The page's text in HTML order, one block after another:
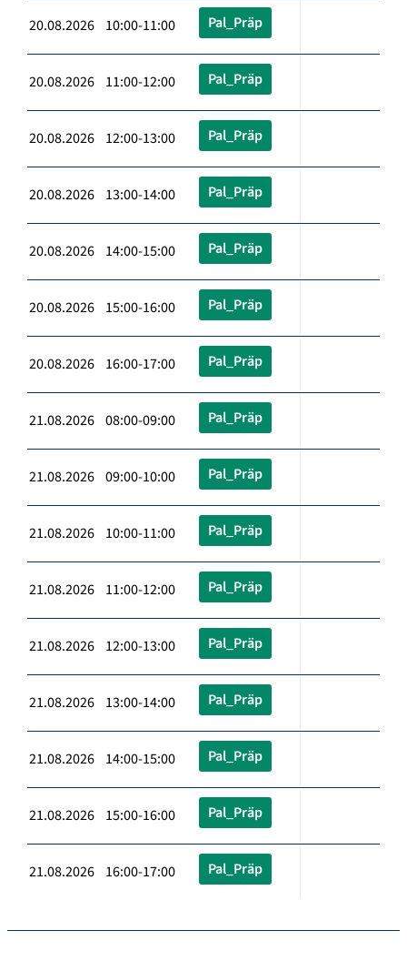
20.08.2026 10:00-11:00 Pal_Präp
20.08.2026 11:00-12:00 Pal_Präp
20.08.2026 12:00-13:00 Pal_Präp
20.08.2026 13:00-14:00 Pal_Präp
20.08.2026 14:00-15:00 Pal_Präp
20.08.2026 15:00-16:00 Pal_Präp
20.08.2026 16:00-17:00 Pal_Präp
21.08.2026 08:00-09:00 Pal_Präp
21.08.2026 09:00-10:00 Pal_Präp
21.08.2026 10:00-11:00 Pal_Präp
21.08.2026 11:00-12:00 Pal_Präp
21.08.2026 12:00-13:00 Pal_Präp
21.08.2026 13:00-14:00 Pal_Präp
21.08.2026 14:00-15:00 Pal_Präp
21.08.2026 15:00-16:00 Pal_Präp
21.08.2026 16:00-17:00 Pal_Präp